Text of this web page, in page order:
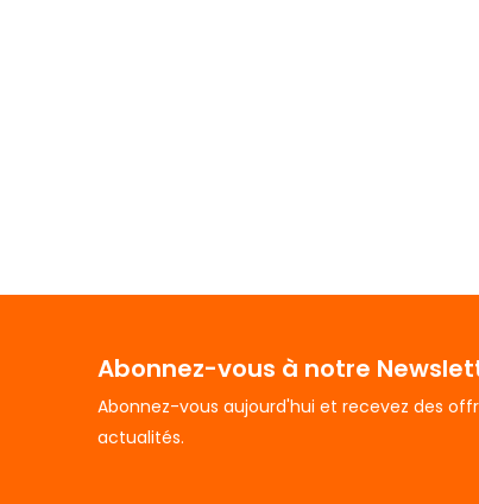
Abonnez-vous à notre
Abonnez-vous aujourd'hui et recevez des
actualités.